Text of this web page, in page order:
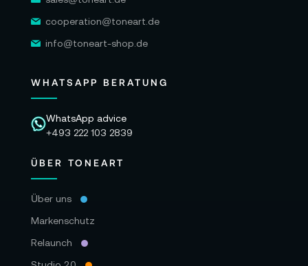
Datenübertragung:
WLAN: WLAN 6E
Bluetooth: Bluetooth 5.3
Ethernet: 10/100/1000BASE-T Gigabit
Ethernet (RJ-45 Anschluss)
Allgemein:
Maße (LxBxH): 19,7 x 19,7 x 3,58 cm
cooperation@toneart.de
info@toneart-shop.de
WHATSAPP BERATUNG
WhatsApp advice
+493 222 103 2839
ÜBER TONEART
Über uns
Markenschutz
Relaunch